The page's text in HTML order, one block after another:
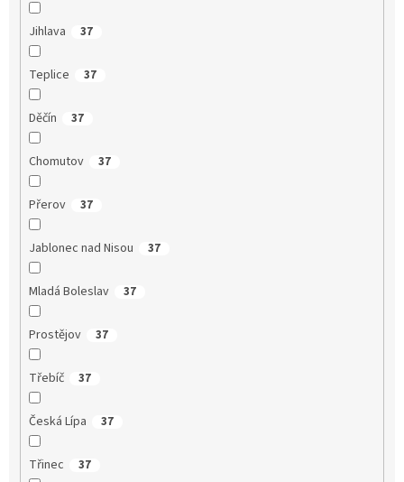
Jihlava 37
Teplice 37
Děčín 37
Chomutov 37
Přerov 37
Jablonec nad Nisou 37
Mladá Boleslav 37
Prostějov 37
Třebíč 37
Česká Lípa 37
Třinec 37